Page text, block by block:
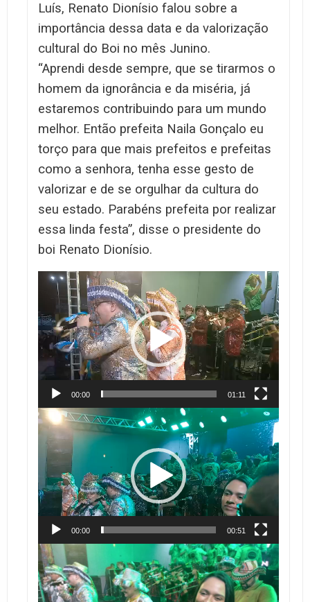
Luís, Renato Dionísio falou sobre a
importância dessa data e da valorização
cultural do Boi no mês Junino.
“Aprendi desde sempre, que se tirarmos o
homem da ignorância e da miséria, já
estaremos contribuindo para um mundo
melhor. Então prefeita Naila Gonçalo eu
torço para que mais prefeitos e prefeitas
como a senhora, tenha esse gesto de
valorizar e de se orgulhar da cultura do
seu estado. Parabéns prefeita por realizar
essa linda festa”, disse o presidente do
boi Renato Dionísio.
Tocador
vídeo
00:00 01:11
Tocador
de
vídeo
00:00 00:51